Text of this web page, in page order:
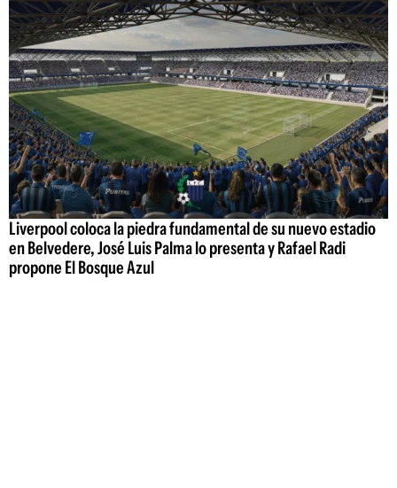
Liverpool coloca la piedra fundamental de su nuevo estadio
en Belvedere, José Luis Palma lo presenta y Rafael Radi
propone El Bosque Azul